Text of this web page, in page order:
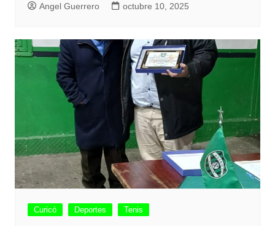
Angel Guerrero octubre 10, 2025
Curicó Deportes Tenis